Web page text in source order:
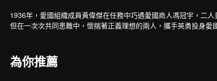
1936年，愛國組織成員黃偉傑在任務中巧遇愛國商人馮冠宇，二
但在一次次共同患難中，懷揣著正義理想的兩人，攜手英勇投身愛
為你推薦